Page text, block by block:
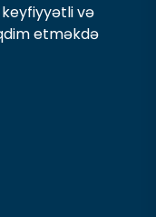
keyfiyyətli və
etməkdə